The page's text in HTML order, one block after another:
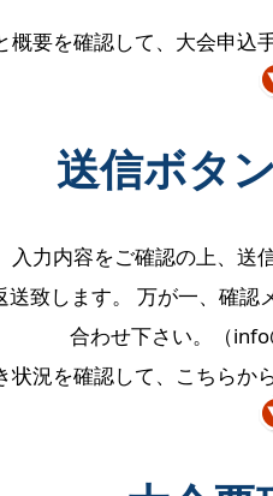
概要を確認して、大会申込
送信ボタ
入力内容をご確認の上、送
送致します。 万が一、確
合わせ下さい。（
状況を確認して、こちらか